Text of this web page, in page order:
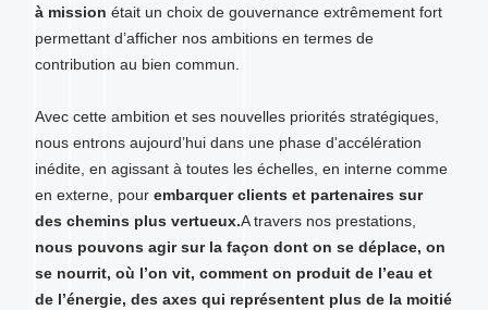
à mission était un choix de gouvernance extrêmement fort
permettant d’afficher nos ambitions en termes de
contribution au bien commun.
Avec cette ambition et ses nouvelles priorités stratégiques,
nous entrons aujourd’hui dans une phase d'accélération
inédite, en agissant à toutes les échelles, en interne comme
en externe, pour embarquer clients et partenaires sur
des chemins plus vertueux.A travers nos prestations,
nous pouvons agir sur la façon dont on se déplace, on
se nourrit, où l’on vit, comment on produit de l’eau et
de l’énergie, des axes qui représentent plus de la moitié